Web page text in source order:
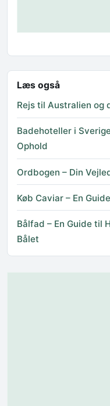
Læs også
Rejs til Australien og
Badehoteller i
Ophold
Ordbogen – Din
Køb Caviar – En
Bålfad – En Guide til
Bålet